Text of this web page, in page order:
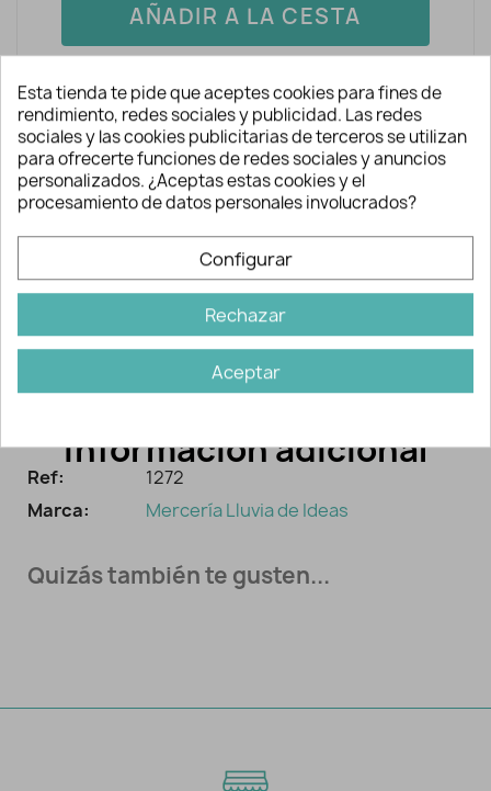
AÑADIR A LA CESTA
Descripción y detalles
Se emplea además como envoltorio o
separador de prendas, para regalos,
embalajes, etc.
Información adicional
Ref:
1272
Marca:
Mercería Lluvia de Ideas
Quizás también te gusten...
Esta tienda te pide que aceptes cookies para fines de
rendimiento, redes sociales y publicidad. Las redes
sociales y las cookies publicitarias de terceros se utilizan
para ofrecerte funciones de redes sociales y anuncios
personalizados. ¿Aceptas estas cookies y el
procesamiento de datos personales involucrados?
Configurar
Rechazar
Aceptar